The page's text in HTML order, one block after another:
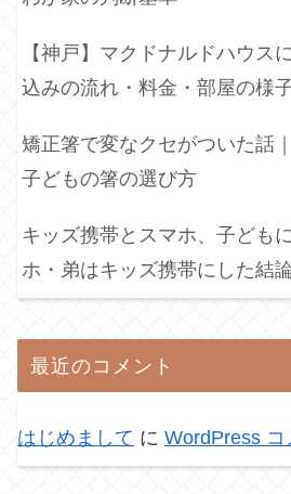
【神戸】マクドナルドハウス
込みの流れ・料金・部屋の様
矯正箸で変なクセがついた話
子どもの箸の選び方
キッズ携帯とスマホ、子ども
ホ・弟はキッズ携帯にした結
最近のコメント
はじめまして に WordPress